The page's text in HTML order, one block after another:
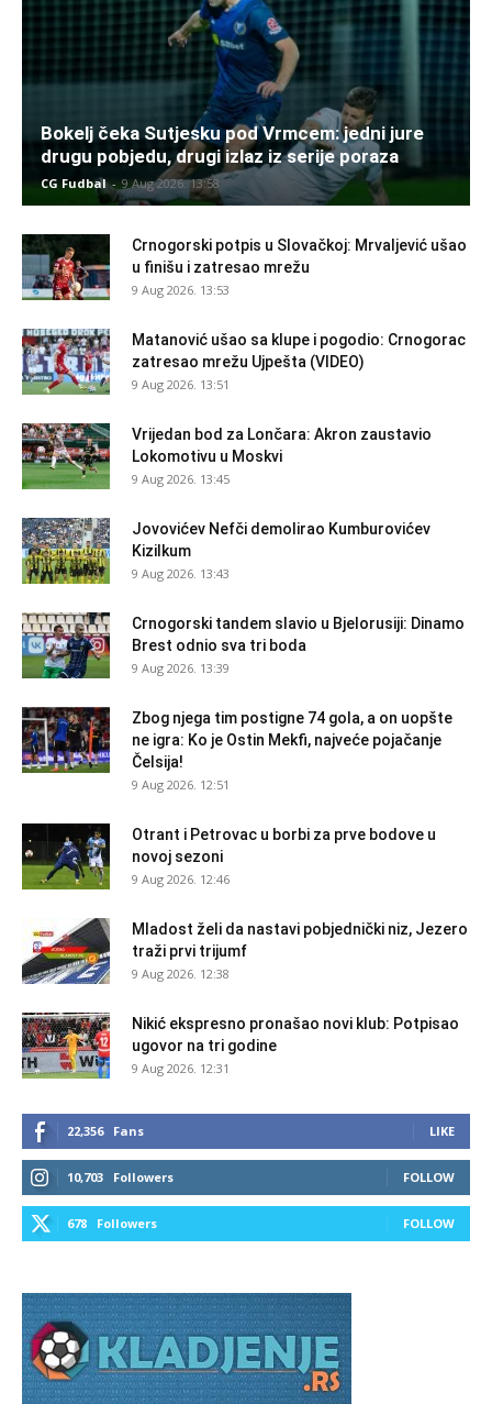
Bokelj čeka Sutjesku pod Vrmcem: jedni jure
drugu pobjedu, drugi izlaz iz serije poraza
CG Fudbal - 9 Aug 2026. 13:58
Crnogorski potpis u Slovačkoj: Mrvaljević ušao
u finišu i zatresao mrežu
9 Aug 2026. 13:53
Matanović ušao sa klupe i pogodio: Crnogorac
zatresao mrežu Ujpešta (VIDEO)
9 Aug 2026. 13:51
Vrijedan bod za Lončara: Akron zaustavio
Lokomotivu u Moskvi
9 Aug 2026. 13:45
Jovovićev Nefči demolirao Kumburovićev
Kizilkum
9 Aug 2026. 13:43
Crnogorski tandem slavio u Bjelorusiji: Dinamo
Brest odnio sva tri boda
9 Aug 2026. 13:39
Zbog njega tim postigne 74 gola, a on uopšte
ne igra: Ko je Ostin Mekfi, najveće pojačanje
Čelsija!
9 Aug 2026. 12:51
Otrant i Petrovac u borbi za prve bodove u
novoj sezoni
9 Aug 2026. 12:46
Mladost želi da nastavi pobjednički niz, Jezero
traži prvi trijumf
9 Aug 2026. 12:38
Nikić ekspresno pronašao novi klub: Potpisao
ugovor na tri godine
9 Aug 2026. 12:31
22,356 Fans LIKE
10,703 Followers FOLLOW
678 Followers FOLLOW